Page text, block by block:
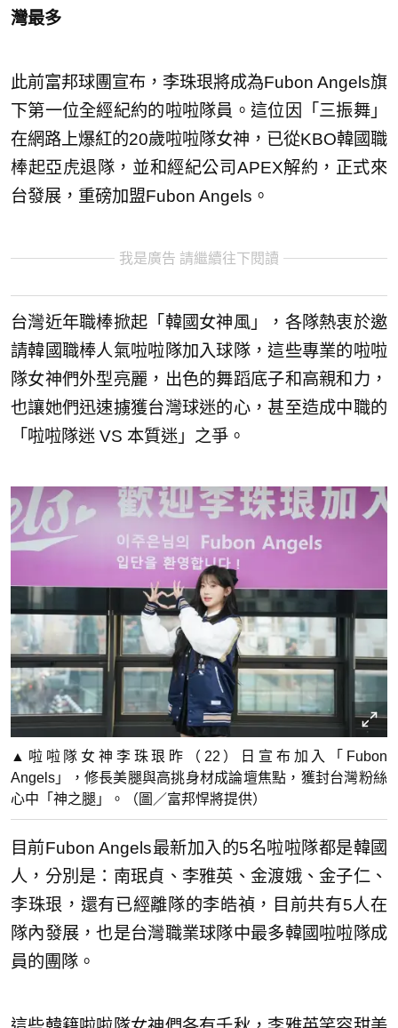
灣最多
此前富邦球團宣布，李珠珢將成為Fubon Angels旗
下第一位全經紀約的啦啦隊員。這位因「三振舞」
在網路上爆紅的20歲啦啦隊女神，已從KBO韓國職
棒起亞虎退隊，並和經紀公司APEX解約，正式來
台發展，重磅加盟Fubon Angels。
我是廣告 請繼續往下閱讀
台灣近年職棒掀起「韓國女神風」，各隊熱衷於邀
請韓國職棒人氣啦啦隊加入球隊，這些專業的啦啦
隊女神們外型亮麗，出色的舞蹈底子和高親和力，
也讓她們迅速擄獲台灣球迷的心，甚至造成中職的
「啦啦隊迷 VS 本質迷」之爭。
▲啦啦隊女神李珠珢昨（22）日宣布加入「Fubon
Angels」，修長美腿與高挑身材成論壇焦點，獲封台灣粉絲
心中「神之腿」。（圖／富邦悍將提供）
目前Fubon Angels最新加入的5名啦啦隊都是韓國
人，分別是：南珉貞、李雅英、金渡娥、金子仁、
李珠珢，還有已經離隊的李皓禎，目前共有5人在
隊內發展，也是台灣職業球隊中最多韓國啦啦隊成
員的團隊。